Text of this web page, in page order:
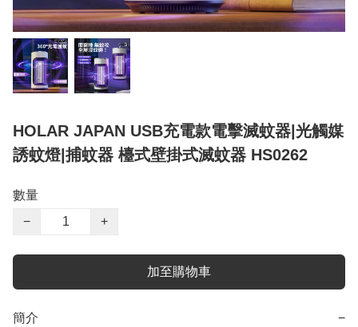
HOLAR JAPAN USB充電款電擊滅蚊器|光觸媒
誘蚊燈|捕蚊器 檯式壁掛式滅蚊器 HS0262
數量
−
+
加至購物車
簡介 −